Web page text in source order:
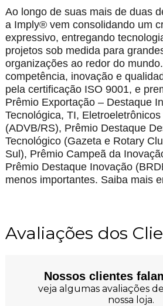
Ao longo de suas mais de duas
a Imply® vem consolidando um
expressivo, entregando
projetos sob medida para
organizações ao redor do
competência, inovação e
pela certificação ISO 9001, e
Prêmio Exportação – Destaque
Tecnológica, TI, Eletroeletrônicos
(ADVB/RS), Prêmio Destaque
Tecnológico (Gazeta e Rotary
Sul), Prêmio Campeã da
Prêmio Destaque Inovação
menos importantes. Saiba mais
Avaliações dos
Nossos clientes
veja algumas avaliações
nossa loja.